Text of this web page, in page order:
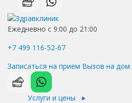
Ежедневно с 9:00 до 21:00
+7 499 116-52-67
Записаться на прием Вызов на дом
Услуги и цены